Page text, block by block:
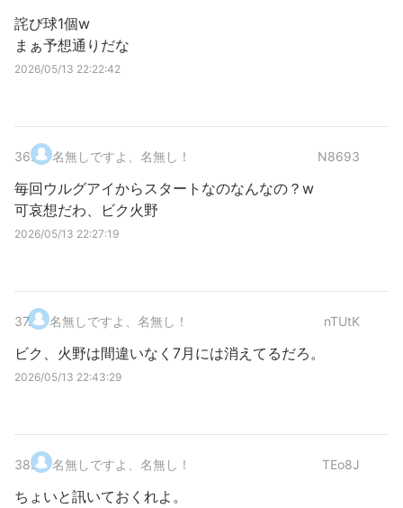
詫び球1個w
まぁ予想通りだな
2026/05/13 22:22:42
36. 名無しですよ、名無し！ N8693
毎回ウルグアイからスタートなのなんなの？w
可哀想だわ、ビク火野
2026/05/13 22:27:19
37. 名無しですよ、名無し！ nTUtK
ビク、火野は間違いなく7月には消えてるだろ。
2026/05/13 22:43:29
38. 名無しですよ、名無し！ TEo8J
ちょいと訊いておくれよ。